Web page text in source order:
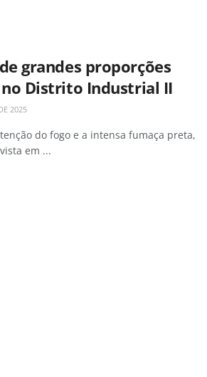
grandes proporções
Distrito Industrial II
2025
do fogo e a intensa fumaça preta,
em ...